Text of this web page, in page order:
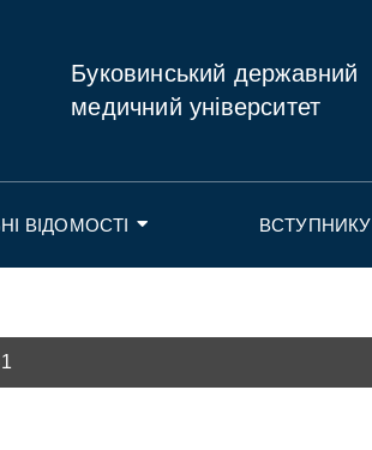
Буковинський державний
медичний університет
ВІДОМОСТІ ВСТУПНИКУ